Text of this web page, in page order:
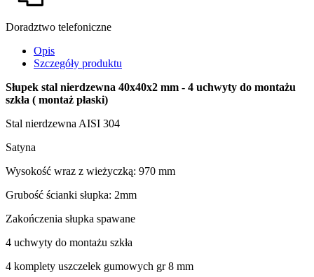
Doradztwo telefoniczne
Opis
Szczegóły produktu
Słupek stal nierdzewna 40x40x2 mm - 4 uchwyty do montażu
szkła ( montaż płaski)
Stal nierdzewna AISI 304
Satyna
Wysokość wraz z wieżyczką: 970 mm
Grubość ścianki słupka: 2mm
Zakończenia słupka spawane
4 uchwyty do montażu szkła
4 komplety uszczelek gumowych gr 8 mm